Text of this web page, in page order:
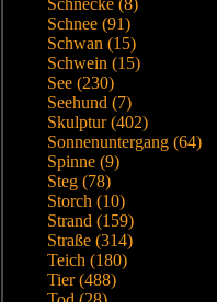
Schnecke (8)
Schnee (91)
Schwan (15)
Schwein (15)
See (230)
Seehund (7)
Skulptur (402)
Sonnenuntergang (64)
Spinne (9)
Steg (78)
Storch (10)
Strand (159)
Straße (314)
Teich (180)
Tier (488)